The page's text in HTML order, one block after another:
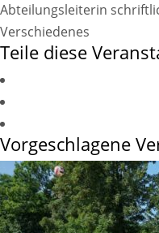
Abteilungsleiterin
Verschiedenes
Teile diese
Vorgeschlagene